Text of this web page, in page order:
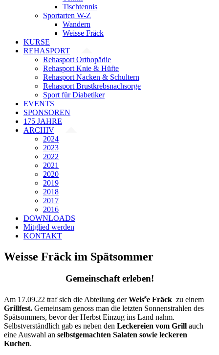
Tischtennis
Sportarten W-Z
Wandern
Weisse Fräck
KURSE
REHASPORT
Rehasport Orthopädie
Rehasport Knie & Hüfte
Rehasport Nacken & Schultern
Rehasport Brustkrebsnachsorge
Sport für Diabetiker
EVENTS
SPONSOREN
175 JAHRE
ARCHIV
2024
2023
2022
2021
2020
2019
2018
2017
2016
DOWNLOADS
Mitglied werden
KONTAKT
Weisse Fräck im Spätsommer
Gemeinschaft erleben!
Am 17.09.22 traf sich die Abteilung derWeisse Fräck zu einem
Grillfest. Gemeinsam genoss man die letzten Sonnenstrahlen des
Spätsommers, bevor der Herbst Einzug ins Land nahm.
Selbstverständlich gab es neben den Leckereien vom Grill auch
eine Auswahl an selbstgemachten Salaten sowie leckeren
Kuchen.